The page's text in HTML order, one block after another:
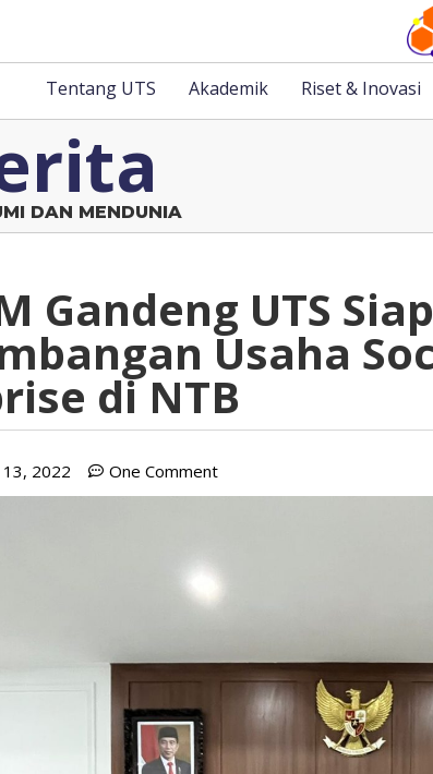
Tentang UTS Akademik Riset & Inovasi
DAN MENDUNIA
Gandeng UTS
Usaha
di NTB
13, 2022 One Comment